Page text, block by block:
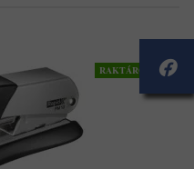
RAKTÁRON